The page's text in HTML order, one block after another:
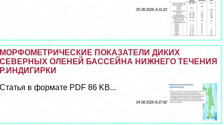
05 08 2026 4:31:22
МОРФОМЕТРИЧЕСКИЕ ПОКАЗАТЕЛИ ДИКИХ
СЕВЕРНЫХ ОЛЕНЕЙ БАССЕЙНА НИЖНЕГО ТЕЧЕНИЯ
Р.ИНДИГИРКИ
Статья в формате PDF 86 KB...
04 08 2026 8:37:42